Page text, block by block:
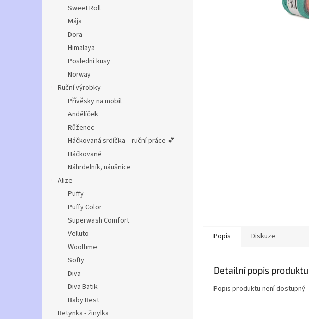
Sweet Roll
Mája
Dora
Himalaya
Poslední kusy
Norway
Ruční výrobky
Přívěsky na mobil
Andělíček
Růženec
Háčkovaná srdíčka – ruční práce 💕
Háčkované
Náhrdelník, náušnice
Alize
Puffy
Puffy Color
Superwash Comfort
Velluto
Wooltime
Softy
Diva
Diva Batik
Baby Best
Betynka - žinylka
Popis Diskuze
Detailní popis produktu
Popis produktu není dostupný